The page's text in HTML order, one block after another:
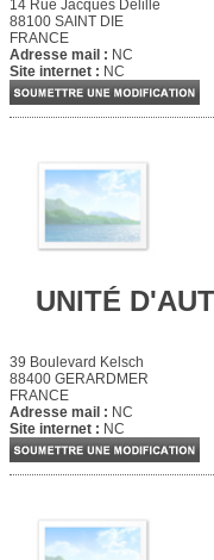
14 Rue Jacques Delille
88100 SAINT DIE
FRANCE
Adresse mail : NC
Site internet : NC
UNITÉ
39 Boulevard Kelsch
88400 GERARDMER
FRANCE
Adresse mail : NC
Site internet : NC